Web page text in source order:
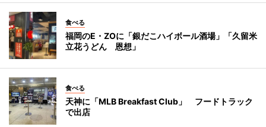
食べる
福岡のE・ZOに「銀だこハイボール酒場」「久留米
立花うどん 恩想」
食べる
天神に「MLB Breakfast Club」 フードトラック
で出店